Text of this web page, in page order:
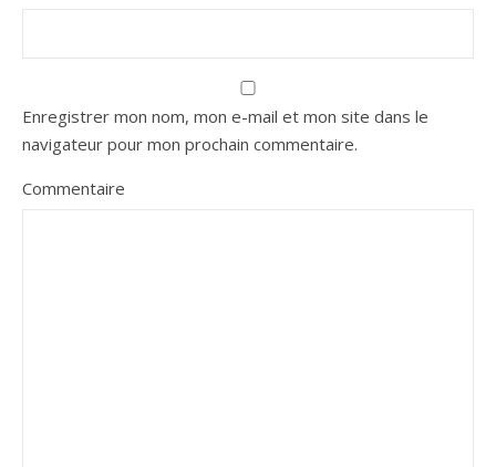
Enregistrer mon nom, mon e-mail et mon site dans le
navigateur pour mon prochain commentaire.
Commentaire